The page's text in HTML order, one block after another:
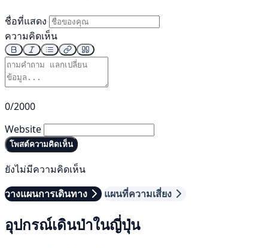
ชื่อที่แสดง
ความคิดเห็น
0/2000
Website
โพสต์ความคิดเห็น
ยังไม่มีความคิดเห็น
วางแผนการเดินทาง
แผนที่ความเสี่ยง
อุปกรณ์เดินป่าในญี่ปุ่น